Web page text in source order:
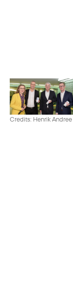
Credits: Henrik Andree